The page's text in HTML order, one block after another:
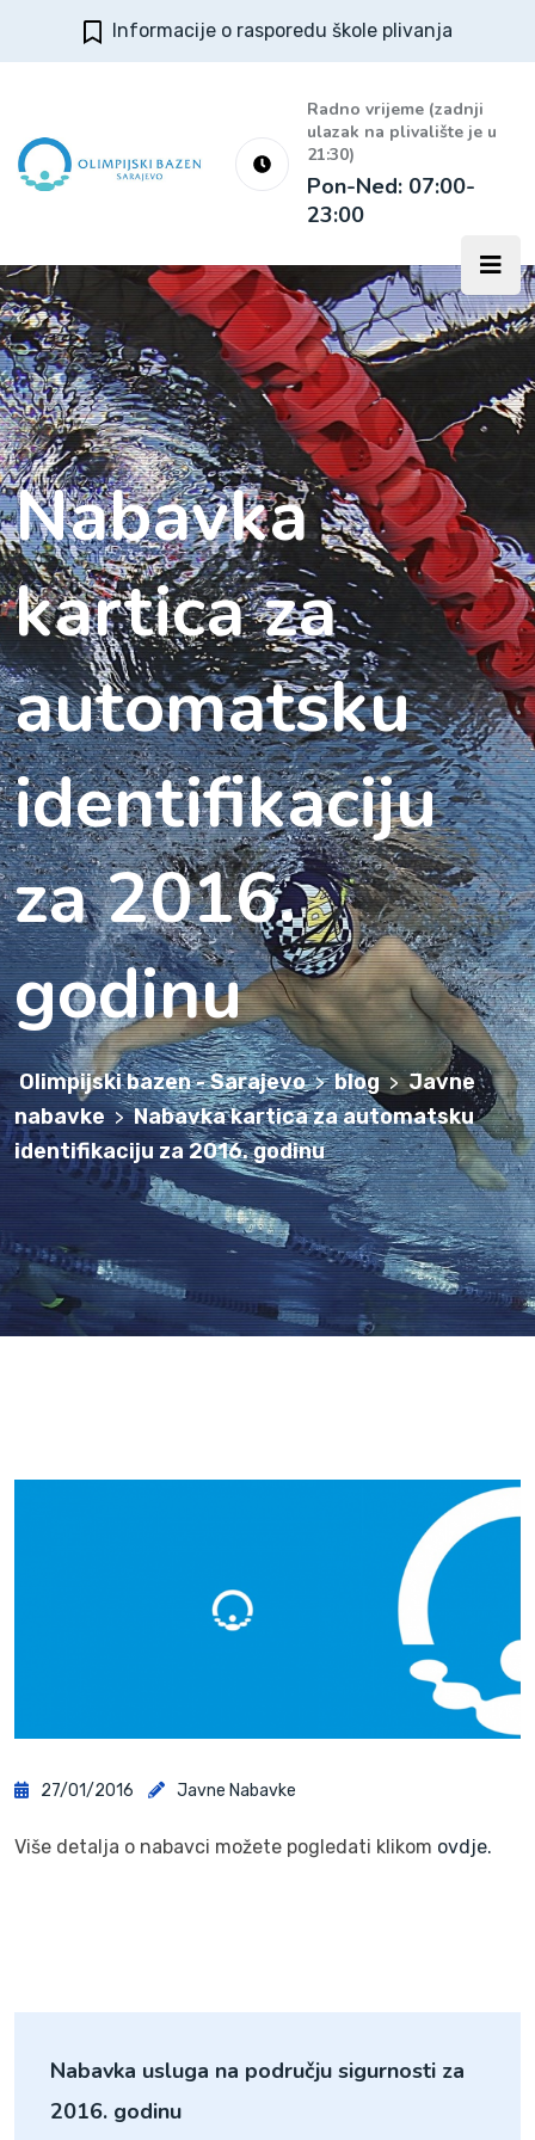
Informacije o rasporedu škole plivanja
Radno vrijeme (zadnji
ulazak na plivalište je u
21:30)
Pon-Ned: 07:00-
23:00
Nabavka
kartica za
automatsku
identifikaciju
za 2016.
godinu
Olimpijski bazen - Sarajevo > blog > Javne
nabavke > Nabavka kartica za automatsku
identifikaciju za 2016. godinu
27/01/2016 Javne Nabavke
Više detalja o nabavci možete pogledati klikom ovdje.
Nabavka usluga na području sigurnosti za
2016. godinu